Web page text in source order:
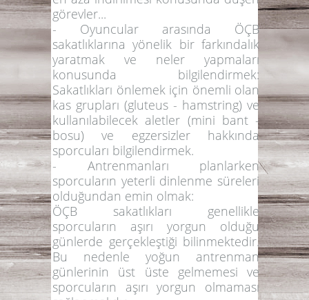
görevler...
- Oyuncular arasında ÖÇB
sakatlıklarına yönelik bir farkındalık
yaratmak ve neler yapmaları
konusunda bilgilendirmek:
Sakatlıkları önlemek için önemli olan
kas grupları (gluteus - hamstring) ve
kullanılabilecek aletler (mini bant -
bosu) ve egzersizler hakkında
sporcuları bilgilendirmek.
- Antrenmanları planlarken
sporcuların yeterli dinlenme süreleri
olduğundan emin olmak:
ÖÇB sakatlıkları genellikle
sporcuların aşırı yorgun olduğu
günlerde gerçekleştiği bilinmektedir.
Bu nedenle yoğun antrenman
günlerinin üst üste gelmemesi ve
sporcuların aşırı yorgun olmaması